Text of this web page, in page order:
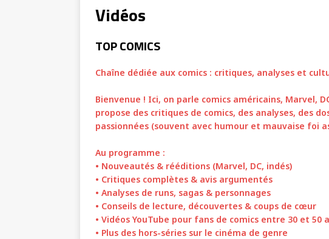
Vidéos
TOP COMICS
Chaîne dédiée aux comics : critiques, analyses et
Bienvenue ! Ici, on parle comics américains, Marvel,
propose des critiques de comics, des analyses, des
passionnées (souvent avec humour et mauvaise foi
Au programme :
• Nouveautés & rééditions (Marvel, DC, indés)
• Critiques complètes & avis argumentés
• Analyses de runs, sagas & personnages
• Conseils de lecture, découvertes & coups de cœur
• Vidéos YouTube pour fans de comics entre 30 et 50
• Plus des hors-séries sur le cinéma de genre